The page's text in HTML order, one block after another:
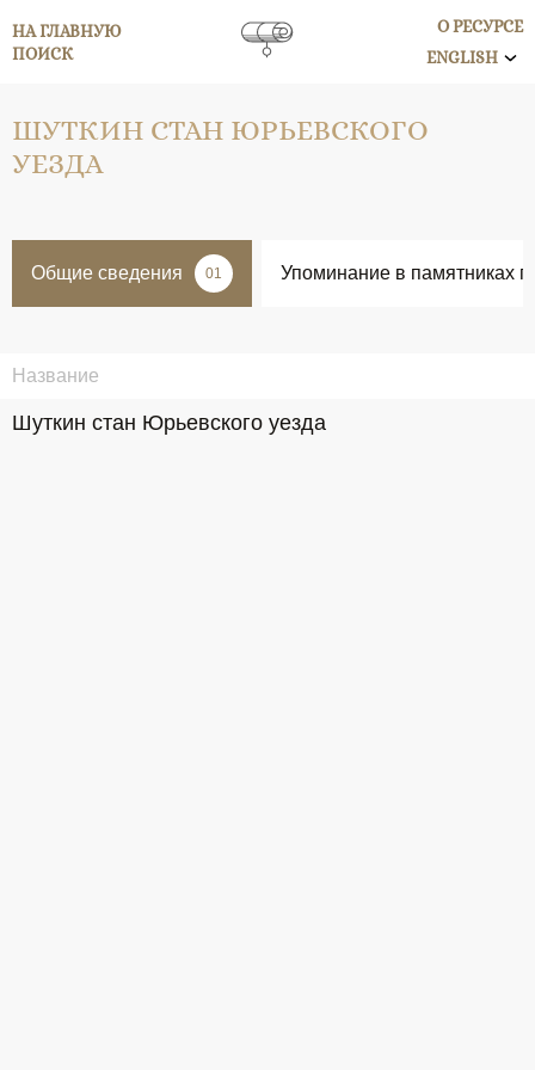
НА ГЛАВНУЮ
ПОИСК
О РЕСУРСЕ
ENGLISH
ШУТКИН СТАН ЮРЬЕВСКОГО
УЕЗДА
Общие сведения 01 Упоминание в памятниках
Название
Шуткин стан Юрьевского уезда